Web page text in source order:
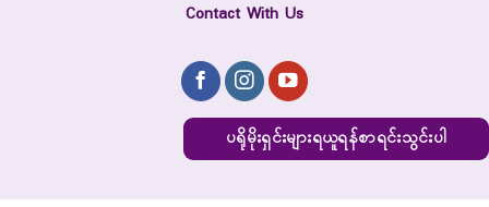
Contact With Us
ပရိုမိုးရှင်းများရယူရန်စာရင်းသွင်းပါ